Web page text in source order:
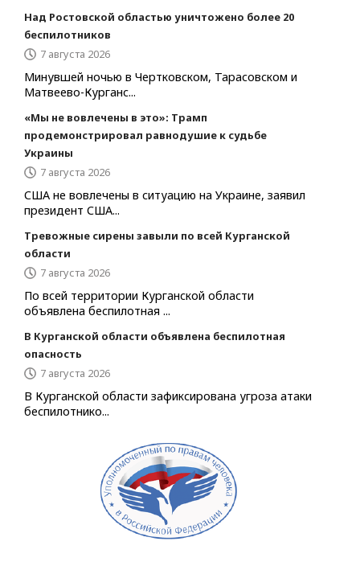
Над Ростовской областью уничтожено более 20
беспилотников
7 августа 2026
Минувшей ночью в Чертковском, Тарасовском и
Матвеево-Курганс...
«Мы не вовлечены в это»: Трамп
продемонстрировал равнодушие к судьбе
Украины
7 августа 2026
США не вовлечены в ситуацию на Украине, заявил
президент США...
Тревожные сирены завыли по всей Курганской
области
7 августа 2026
По всей территории Курганской области
объявлена беспилотная ...
В Курганской области объявлена беспилотная
опасность
7 августа 2026
В Курганской области зафиксирована угроза атаки
беспилотнико...